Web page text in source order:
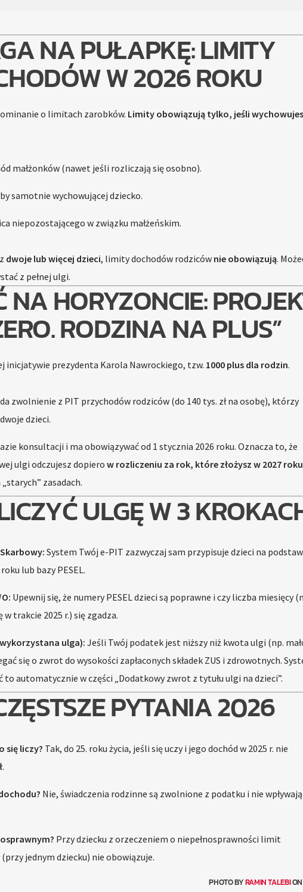
NA PUŁAPKĘ: LIMITY
W 2026 ROKU
o limitach zarobków. Limity obowiązują tylko, jeśli
małżonków (nawet jeśli rozliczają się osobno).
samotnie wychowującej dziecko.
niepozostającego w związku małżeńskim.
dwoje lub więcej dzieci, limity dochodów rodziców nie obowiązują.
z pełnej ulgi.
NA HORYZONCIE:
RODZINA NA PLUS”
inicjatywie prezydenta Karola Nawrockiego, tzw. 1000 plus dla rodzin.
zwolnienie z PIT przychodów rodziców (do 140 tys. zł na osobę), którzy
dzieci.
konsultacji i ma obowiązywać od 1 stycznia 2026 roku. Oznacza to, że
ulgi odczujesz dopiero w rozliczeniu za rok, które złożysz w 2027 roku
zasadach.
ULGĘ W 3
System Twój e-PIT zazwyczaj sam przypisuje dzieci na
lub bazy PESEL.
Upewnij się, że numery PESEL dzieci są poprawne i czy liczba miesięcy
w trakcie 2025 r.) się zgadza.
ulga): Jeśli Twój podatek jest niższy niż kwota ulgi (np.
się o zwrot do wysokości zapłaconych składek ZUS i zdrowotnych.
automatycznie w części „Dodatkowy zwrot z tytułu ulgi na dzieci”.
PYTANIA 2026
się liczy? Tak, do 25. roku życia, jeśli się uczy i jego dochód w 2025 r. nie
.
Nie, świadczenia rodzinne są zwolnione z podatku i nie
Przy dziecku z orzeczeniem o niepełnosprawności limit
jednym dziecku) nie obowiązuje.
PHOTO BYRAMIN TALEBION